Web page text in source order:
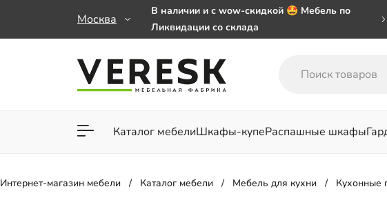
Москва
В наличии и с wow-скидкой 🤩 Мебель по
Ликвидации со склада
заказе от 50 000 ₽
Важно! Наш Whatsapp переехал на номер
Каталог мебелиШкафы-купеРаспашные шкафы
Для гостиной Для спальни
Интернет-магазин мебели Каталог мебели Мебель для кухни Кухонные